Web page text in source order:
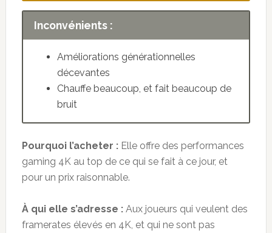
Inconvénients :
Améliorations générationnelles
décevantes
Chauffe beaucoup, et fait beaucoup de
bruit
Pourquoi l’acheter : Elle offre des performances
gaming 4K au top de ce qui se fait à ce jour, et
pour un prix raisonnable.
À qui elle s’adresse : Aux joueurs qui veulent des
framerates élevés en 4K, et qui ne sont pas